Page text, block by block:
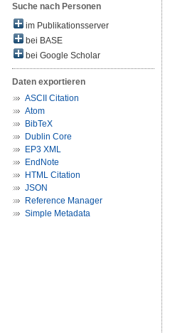
Suche nach Personen
im Publikationsserver
bei BASE
bei Google Scholar
Daten exportieren
ASCII Citation
Atom
BibTeX
Dublin Core
EP3 XML
EndNote
HTML Citation
JSON
Reference Manager
Simple Metadata